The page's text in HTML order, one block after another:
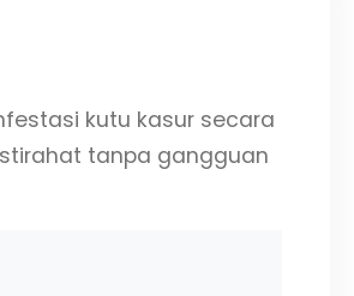
kutu kasur secara
tanpa gangguan